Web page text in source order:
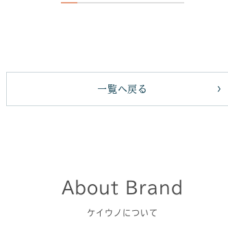
一覧へ戻る
About Brand
ケイウノについて